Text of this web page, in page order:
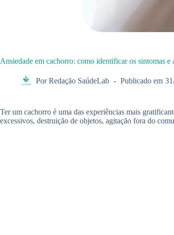
Ansiedade em cachorro: como identificar os sintomas e
Por Redação SaúdeLab Publicado em
Ter um cachorro é uma das experiências mais
excessivos, destruição de objetos, agitação fora do